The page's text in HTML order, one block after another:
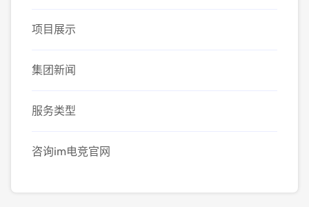
项目展示
集团新闻
服务类型
咨询im电竞官网